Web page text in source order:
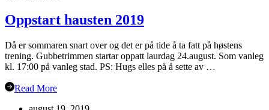
Oppstart hausten 2019
Då er sommaren snart over og det er på tide å ta fatt på høstens
trening. Gubbetrimmen startar oppatt laurdag 24.august. Som vanleg
kl. 17:00 på vanleg stad. PS: Hugs elles på å sette av …
Read More